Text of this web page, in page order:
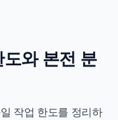
와 본전 분
작업 한도를 정리하